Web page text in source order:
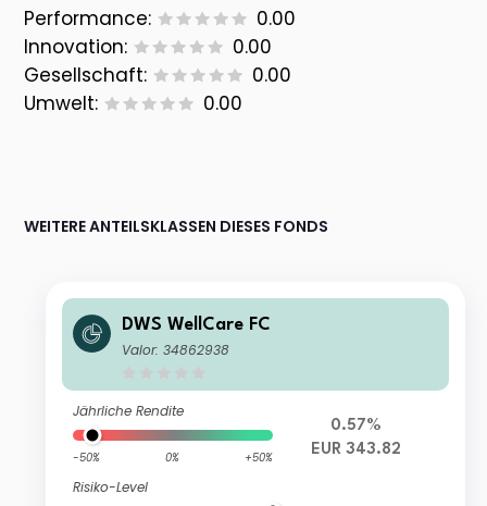
Performance:
0.00
Innovation:
0.00
Gesellschaft:
0.00
Umwelt:
0.00
WEITERE ANTEILSKLASSEN DIESES FONDS
DWS WellCare FC
Valor: 34862938
Jährliche Rendite
-50% 0% +50%
Risiko-Level
0.57%
EUR 343.82